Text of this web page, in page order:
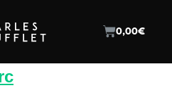
0,00€
classé